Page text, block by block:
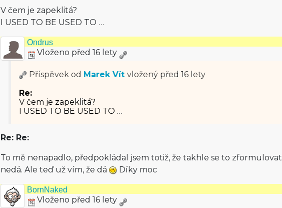
V čem je zapeklitá?
I USED TO BE USED TO …
Ondrus
Vloženo před 16 lety
Příspěvek od Marek Vít vložený před 16 lety
Re:
V čem je zapeklitá?
I USED TO BE USED TO …
Re: Re:
To mě nenapadlo, předpokládal jsem totiž, že takhle se to zformulovat
nedá. Ale teď už vím, že dá
Díky moc
BornNaked
Vloženo před 16 lety